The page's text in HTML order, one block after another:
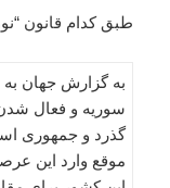
طبق کدام قانون
سوریه و فعال
گذرد و جمهوری
موقع وارد این